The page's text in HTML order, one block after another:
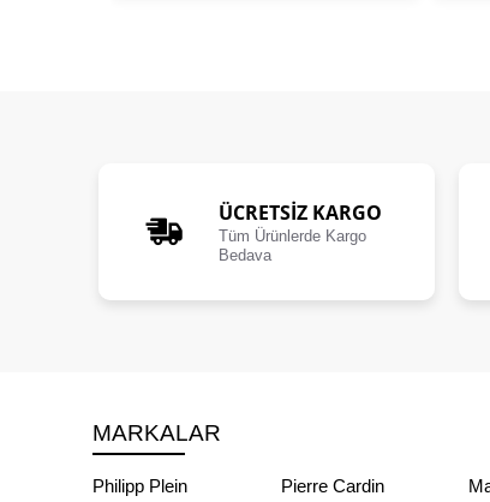
ÜCRETSIZ KARGO
Tüm Ürünlerde Kargo
Bedava
MARKALAR
Philipp Plein Pierre Cardin